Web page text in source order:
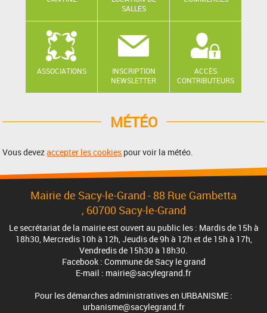
SALLES
ASSOCIATIONS
INSCRIPTION
NEWSLETTER
ACCÈS
CONTRIBUTEURS
MÉTÉO
Vous devezaccepter les cookies pour voir la météo.
Mairie de Sacy-le-Grand - 88 Rue Gambetta
, 60700 Sacy-le-Grand
Le secrétariat de la mairie est ouvert au public les : Mardis de 15h à
18h30, Mercredis 10h à 12h, Jeudis de 9h à 12h et de 15h à 17h,
Vendredis de 15h30 à 18h30.
Facebook : Commune de Sacy le grand
E-mail : mairie@sacylegrand.fr
Pour les démarches administratives en URBANISME :
urbanisme@sacylegrand.fr